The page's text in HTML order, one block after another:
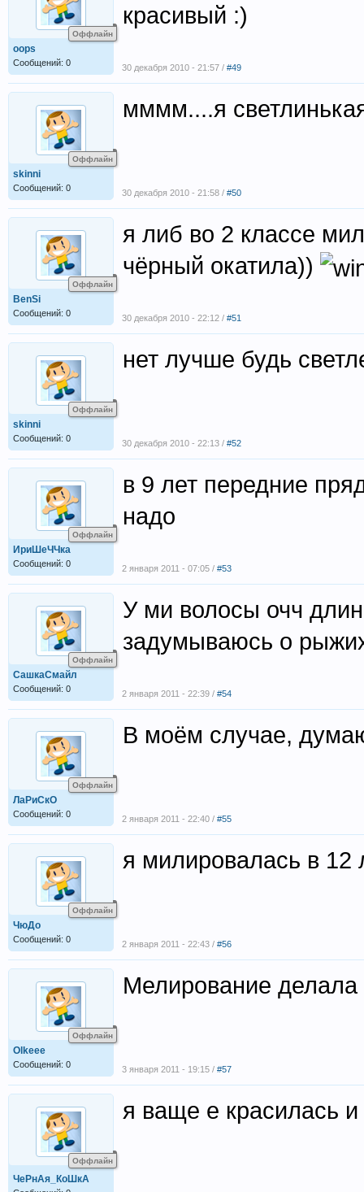
Оффлайн
oops
Сообщений: 0
красивый :)
30 декабря 2010 - 21:57 / #49
Оффлайн
skinni
Сообщений: 0
мммм....я
30 декабря 2010 - 21:58 / #50
Оффлайн
BenSi
Сообщений: 0
я либ во 2 классе
чёрный окатила))
30 декабря 2010 - 22:12 / #51
Оффлайн
skinni
Сообщений: 0
нет лучше будь
30 декабря 2010 - 22:13 / #52
Оффлайн
ИриШеЧЧка
Сообщений: 0
в 9 лет передние
надо
2 января 2011 - 07:05 / #53
Оффлайн
СашкаСмайл
Сообщений: 0
У ми волосы очч
задумываюсь о
2 января 2011 - 22:39 / #54
Оффлайн
ЛаРиСкО
Сообщений: 0
В моём случае,
2 января 2011 - 22:40 / #55
Оффлайн
ЧюДо
Сообщений: 0
я милировалась в 12
2 января 2011 - 22:43 / #56
Оффлайн
Olkeee
Сообщений: 0
Мелирование
3 января 2011 - 19:15 / #57
Оффлайн
ЧеРнАя_КоШкА
я ваще е красилась